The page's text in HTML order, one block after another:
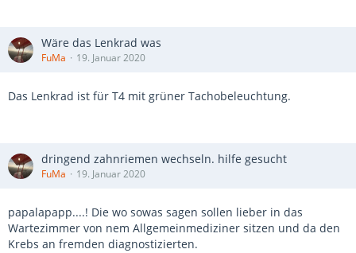
Wäre das Lenkrad was
FuMa 19. Januar 2020
Das Lenkrad ist für T4 mit grüner Tachobeleuchtung.
dringend zahnriemen wechseln. hilfe gesucht
FuMa 19. Januar 2020
papalapapp....! Die wo sowas sagen sollen lieber in das
Wartezimmer von nem Allgemeinmediziner sitzen und da den
Krebs an fremden diagnostizierten.